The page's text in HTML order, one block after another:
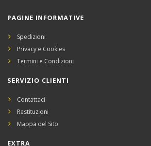
PAGINE INFORMATIVE
Spedizioni
Privacy e Cookies
Termini e Condizioni
SERVIZIO CLIENTI
Contattaci
Restituzioni
Mappa del Sito
EXTRA